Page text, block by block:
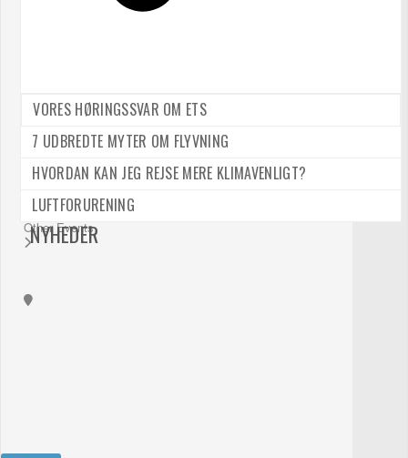
VORES HØRINGSSVAR OM ETS
7 UDBREDTE MYTER OM FLYVNING
HVORDAN KAN JEG REJSE MERE KLIMAVENLIGT?
LUFTFORURENING
NYHEDER
01/12/2021 14:00-17:00(GMT-11:00)
STED
Rigsdagsgården 9
Other Events